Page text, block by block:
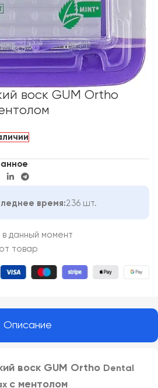
воск GUM Ortho
время:236 шт.
данный момент
товар
Описание
воск GUM Ortho Dental
с ментолом